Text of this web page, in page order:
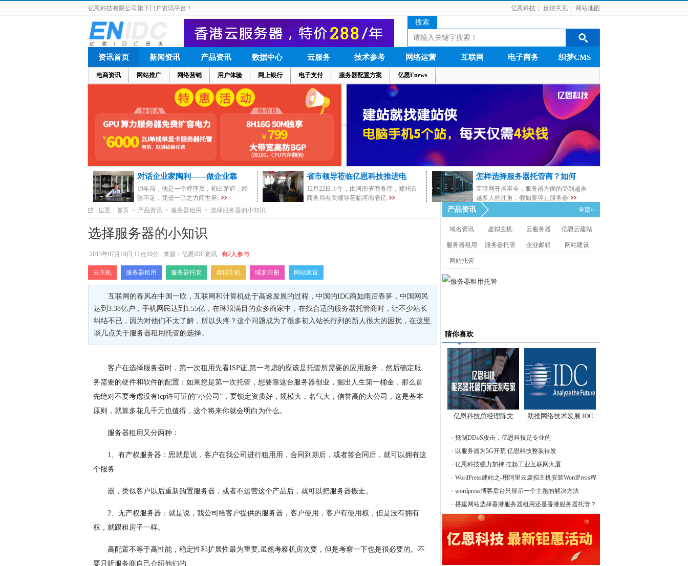
亿恩科技 反馈意见 网站地图
亿恩科技有限公司旗下门户资讯平台！
搜索
资讯首页
电商资讯 网站推广 网络营销 用户体验 网上银行 电子支付 服务器配置方案 亿恩Enews
新闻资讯 产品资讯 数据中心 云服务 技术参考 网络运营 互联网 电子商务 织梦CMS
对话企业家陶利——做企业靠
19年前，他是一个程序员，初出茅庐，经
验不足，凭借一己之力闯世界;
省市领导莅临亿恩科技推进电
12月22日上午，由河南省商务厅，郑州市
商务局有关领导莅临河南省亿
怎样选择服务器托管商？如何
互联网开展至今，服务器方面的受到越来
越多人的注重，假如要停止服务器
位置： 首页 > 产品资讯 > 服务器租用 > 选择服务器的小知识
选择服务器的小知识
2013年07月19日 11点10分 来源：亿恩IDC资讯 有2人参与
云主机 服务器租用 服务器托管 虚拟主机 域名注册 网站建设
互联网的春风在中国一吹，互联网和计算机处于高速发展的过程，中国的IDC商如雨后春笋，中国网民
达到3.38亿户，手机网民达到1.55亿，在琳琅满目的众多商家中，在找合适的服务器托管商时，让不少站长
纠结不已，因为对他们不太了解，所以头疼？这个问题成为了很多初入站长行列的新人很大的困扰，在这里
谈几点关于服务器租用托管的选择。
客户在选择服务器时，第一次租用先看ISP证,第一考虑的应该是托管所需要的应用服务，然后确定服
务需要的硬件和软件的配置：如果您是第一次托管，想要靠这台服务器创业，掘出人生第一桶金，那么首
先绝对不要考虑没有icp许可证的“小公司”，要锁定资质好，规模大，名气大，信誉高的大公司，这是基本
原则，就算多花几千元也值得，这个将来你就会明白为什么。
服务器租用又分两种：
1、有产权服务器：思就是说，客户在我公司进行租用用，合同到期后，或者签合同后，就可以拥有这
个服务
器，类似客户以后重新购置服务器，或者不运营这个产品后，就可以把服务器搬走。
2、无产权服务器：就是说，我公司给客户提供的服务器，客户使用，客户有使用权，但是没有拥有
权，就跟租房子一样。
高配置不等于高性能，稳定性和扩展性最为重要,虽然考察机房次要，但是考察一下也是很必要的。不
要只听服务商自己介绍他们的,
产品资讯 全部››
域名资讯 虚拟主机 云服务器 亿恩云建站
服务器租用 服务器托管 企业邮箱 网站建设
网站托管
猜你喜欢
亿恩科技总经理陈文
先
助推网络技术发展 IDC
抵制DDoS攻击，亿恩科技是专业的
以服务器为5G开荒 亿恩科技整装待发
亿恩科技强力加持 扛起工业互联网大厦
WordPress建站之-用阿里云虚拟主机安装WordPress程
序！
wordpress博客后台只显示一个主题的解决方法
搭建网站选择香港服务器租用还是香港服务器托管？